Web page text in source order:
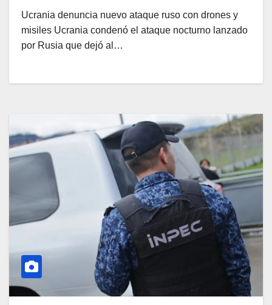
Ucrania denuncia nuevo ataque ruso con drones y
misiles Ucrania condenó el ataque nocturno lanzado
por Rusia que dejó al…